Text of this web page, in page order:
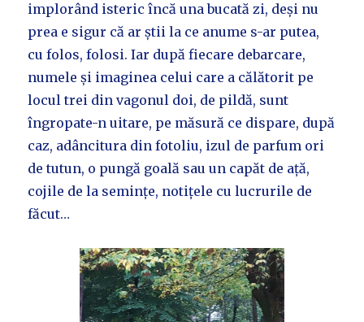
implorând isteric încă una bucată zi, deși nu
prea e sigur că ar știi la ce anume s-ar putea,
cu folos, folosi. Iar după fiecare debarcare,
numele și imaginea celui care a călătorit pe
locul trei din vagonul doi, de pildă, sunt
îngropate-n uitare, pe măsură ce dispare, după
caz, adâncitura din fotoliu, izul de parfum ori
de tutun, o pungă goală sau un capăt de ață,
cojile de la semințe, notițele cu lucrurile de
făcut…